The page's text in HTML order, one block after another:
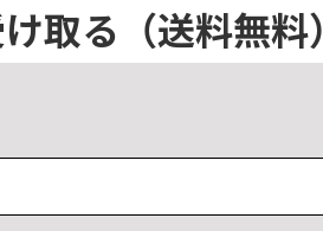
取る （送料無料）